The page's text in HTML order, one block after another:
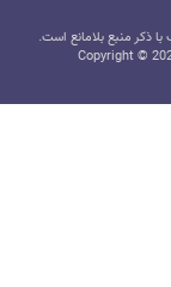
ذکر منبع بلامانع است.
Copyright ©